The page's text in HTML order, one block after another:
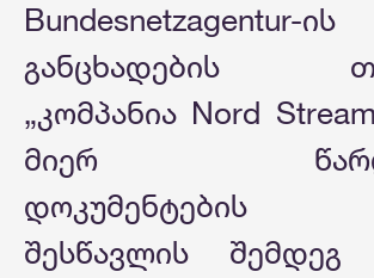
Bundesnetzagentur-ის
განცხადების
„კომპანია Nord
მიერ
დოკუმენტების
შესწავლის შემდეგ